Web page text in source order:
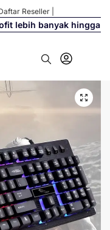
Reseller
lebih banyak hingga